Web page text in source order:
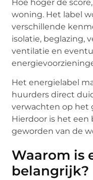
Hoe hoger de
woning. Het label
verschillende
isolatie, beglazing,
ventilatie en
Het energielabel
huurders direct
verwachten op het
Hierdoor is het
geworden van de
Waarom is
belangrijk?